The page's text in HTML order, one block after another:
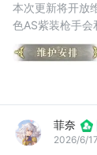
本次更新将开放
色AS紫装枪手会
我们将在7月1
【维护时间】
维护中将无法
本次维护开始时
止数据不同步而造
菲奈
2026/6/17